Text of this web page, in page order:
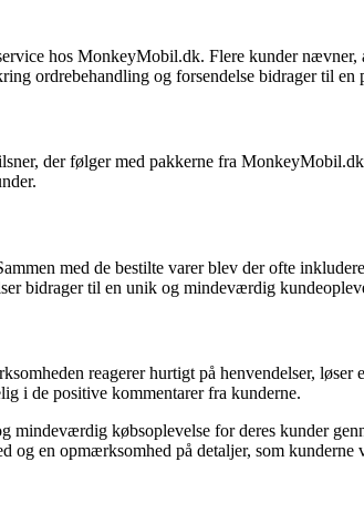
hos MonkeyMobil.dk. Flere kunder nævner,
ordrebehandling og forsendelse bidrager til en
der følger med pakkerne fra
med de bestilte varer blev der ofte
bidrager til en unik og mindeværdig
reagerer hurtigt på henvendelser, løser
i de positive kommentarer fra kunderne.
mindeværdig købsoplevelse for deres kunder
og en opmærksomhed på detaljer, som